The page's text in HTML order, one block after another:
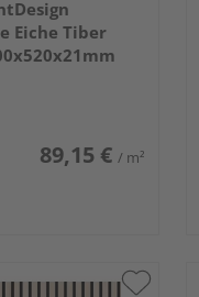
Eiche Tiber
89,15 € / m²